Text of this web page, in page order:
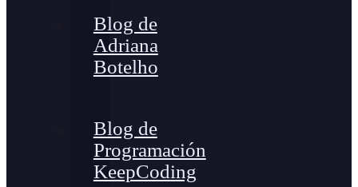
Blog de
Adriana
Botelho
Blog de
Programación
KeepCoding